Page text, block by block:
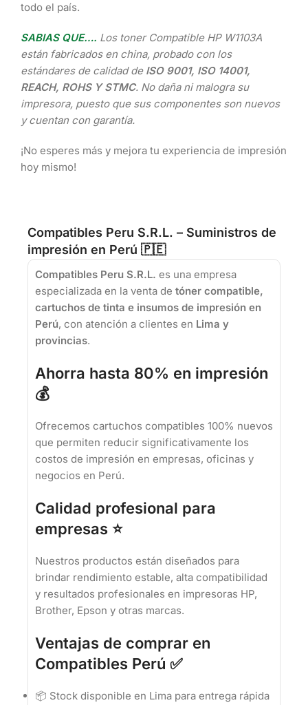
todo el país.
SABIAS QUE…. Los toner Compatible HP W1103A
están fabricados en china, probado con los
estándares de calidad de ISO 9001, ISO 14001,
REACH, ROHS Y STMC. No daña ni malogra su
impresora, puesto que sus componentes son nuevos
y cuentan con garantía.
¡No esperes más y mejora tu experiencia de impresión
hoy mismo!
Compatibles Peru S.R.L. – Suministros de
impresión en Perú 🇵🇪
Compatibles Peru S.R.L. es una empresa
especializada en la venta de tóner compatible,
cartuchos de tinta e insumos de impresión en
Perú, con atención a clientes en Lima y
provincias.
Ahorra hasta 80% en impresión
💰
Ofrecemos cartuchos compatibles 100% nuevos
que permiten reducir significativamente los
costos de impresión en empresas, oficinas y
negocios en Perú.
Calidad profesional para
empresas ⭐
Nuestros productos están diseñados para
brindar rendimiento estable, alta compatibilidad
y resultados profesionales en impresoras HP,
Brother, Epson y otras marcas.
Ventajas de comprar en
Compatibles Perú ✅
📦 Stock disponible en Lima para entrega rápida